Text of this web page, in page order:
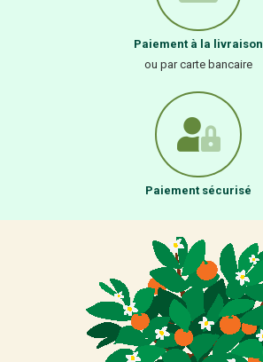
Paiement à la livraison
ou par carte bancaire
Paiement sécurisé